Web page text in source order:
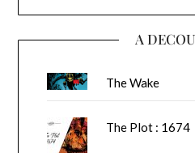
A
The Wake
The Plot : 1674